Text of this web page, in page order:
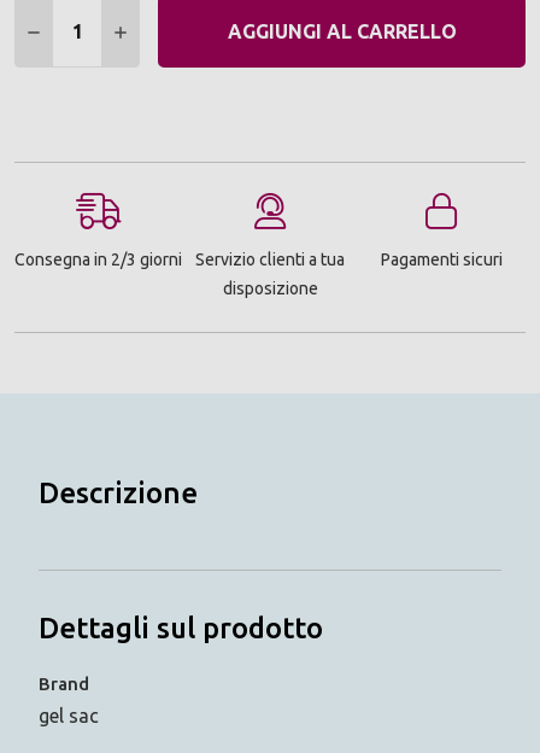
DIMINUIRE QUANTITÀ:
AUMENTARE QUANTITÀ:
AGGIUNGI AL CARRELLO
Consegna in 2/3 giorni
Servizio clienti a tua
disposizione
Pagamenti sicuri
Descrizione
Dettagli sul prodotto
Brand
gel sac